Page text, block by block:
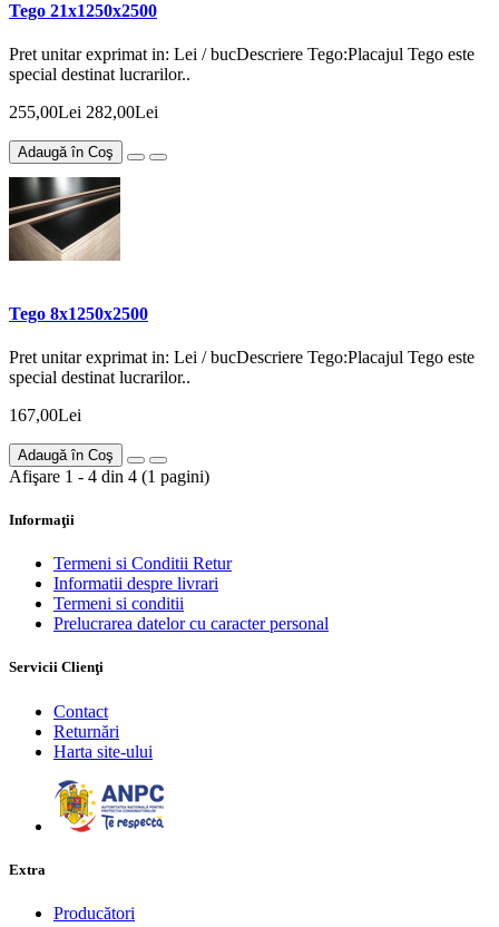
Tego 21x1250x2500
Pret unitar exprimat in: Lei / bucDescriere Tego:Placajul Tego este
special destinat lucrarilor..
255,00Lei 282,00Lei
Adaugă în Coş
Tego 8x1250x2500
Pret unitar exprimat in: Lei / bucDescriere Tego:Placajul Tego este
special destinat lucrarilor..
167,00Lei
Adaugă în Coş
Afişare 1 - 4 din 4 (1 pagini)
Informaţii
Termeni si Conditii Retur
Informatii despre livrari
Termeni si conditii
Prelucrarea datelor cu caracter personal
Servicii Clienţi
Contact
Returnări
Harta site-ului
Extra
Producători